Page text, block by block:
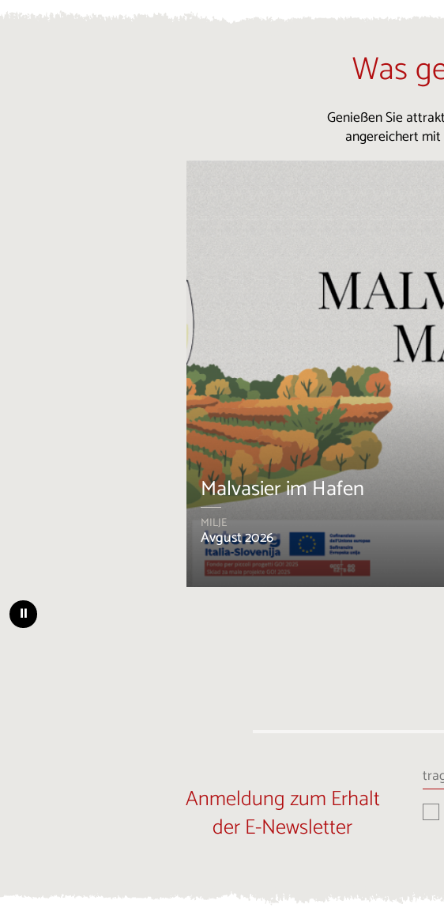
Was
Genießen Sie
angereichert mit
Malvasier im Hafen
MILJE
Avgust 2026
⏸
Anmeldung zum Erhalt
der E-Newsletter
Sie
Ihre
E-